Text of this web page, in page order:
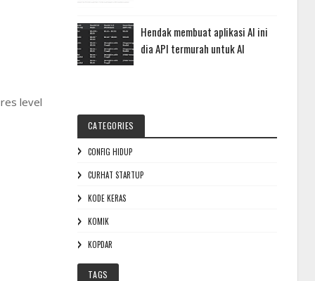
level
Hendak membuat aplikasi AI ini
dia API termurah untuk AI
CATEGORIES
CONFIG HIDUP
CURHAT STARTUP
KODE KERAS
KOMIK
KOPDAR
TAGS